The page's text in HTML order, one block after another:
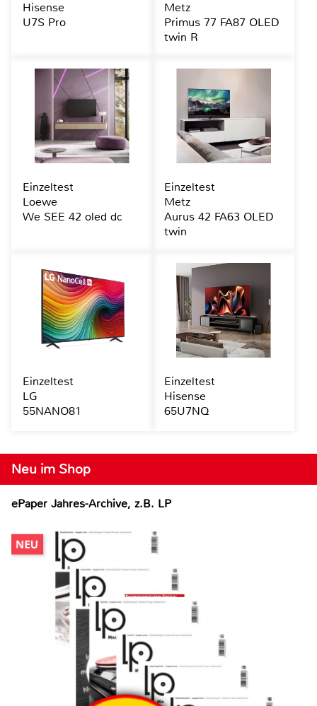
Neu im Shop
ePaper Jahres-Archive, z.B. LP
Hisense
U7S Pro
Metz
Primus 77 FA87 OLED
twin R
Einzeltest
Loewe
We SEE 42 oled dc
Einzeltest
Metz
Aurus 42 FA63 OLED
twin
Einzeltest
LG
55NANO81
Einzeltest
Hisense
65U7NQ